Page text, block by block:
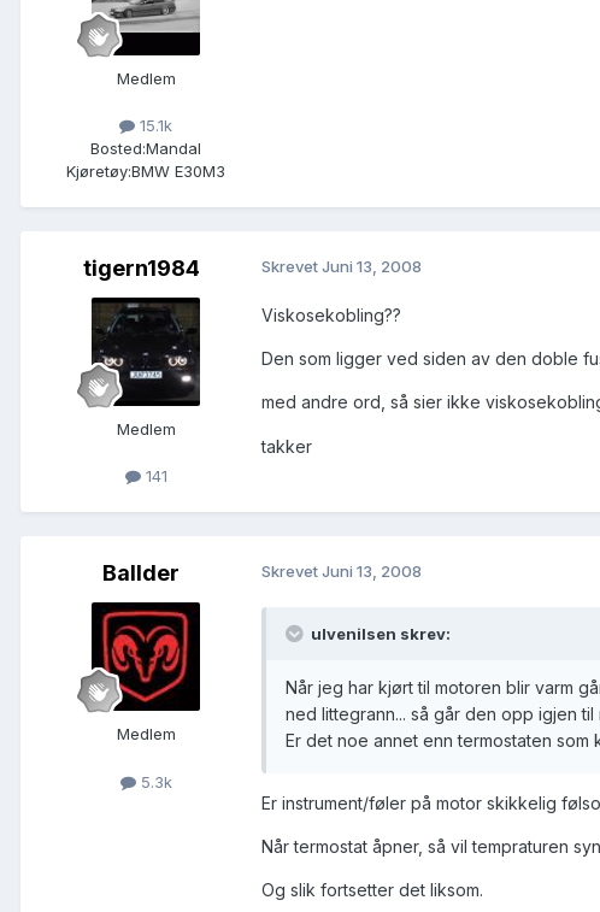
Medlem
15.1k
Bosted:Mandal
Kjøretøy:BMW E30M3
tigern1984
Medlem
141
SkrevetJuni 13, 2008
Viskosekobling??
Den som ligger ved siden av den doble
med andre ord, så sier ikke
takker
Ballder
Medlem
5.3k
SkrevetJuni 13, 2008
ulvenilsen skrev:
Når jeg har kjørt til motoren blir varm
ned littegrann... så går den opp igjen
Er det noe annet enn termostaten som
Er instrument/føler på motor skikkelig
Når termostat åpner, så vil tempraturen
Og slik fortsetter det liksom.